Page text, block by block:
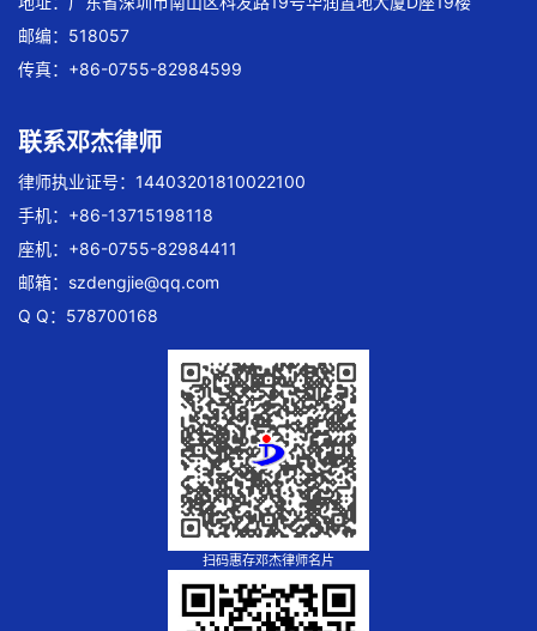
邮编：518057
传真：+86-0755-82984599
联系邓杰律师
律师执业证号：14403201810022100
手机：+86-13715198118
座机：+86-0755-82984411
邮箱： szdengjie@qq.com
Q Q：578700168
扫码惠存邓杰律师名片